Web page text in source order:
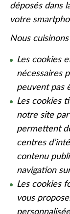
déposés dans
votre
Nous
Les cookies
nécessaires
peuvent pas
Les cookies
notre site
permettent
centres
contenu
navigation
Les cookies
vous